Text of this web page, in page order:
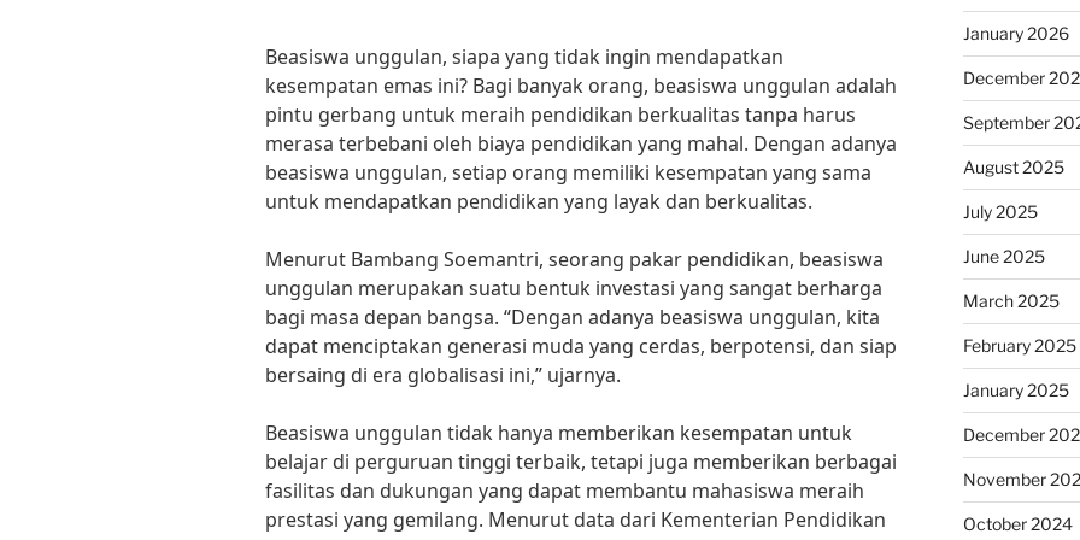
Beasiswa unggulan, siapa yang tidak ingin mendapatkan
kesempatan emas ini? Bagi banyak orang, beasiswa unggulan adalah
pintu gerbang untuk meraih pendidikan berkualitas tanpa harus
merasa terbebani oleh biaya pendidikan yang mahal. Dengan adanya
beasiswa unggulan, setiap orang memiliki kesempatan yang sama
untuk mendapatkan pendidikan yang layak dan berkualitas.
Menurut Bambang Soemantri, seorang pakar pendidikan, beasiswa
unggulan merupakan suatu bentuk investasi yang sangat berharga
bagi masa depan bangsa. “Dengan adanya beasiswa unggulan, kita
dapat menciptakan generasi muda yang cerdas, berpotensi, dan siap
bersaing di era globalisasi ini,” ujarnya.
Beasiswa unggulan tidak hanya memberikan kesempatan untuk
belajar di perguruan tinggi terbaik, tetapi juga memberikan berbagai
fasilitas dan dukungan yang dapat membantu mahasiswa meraih
prestasi yang gemilang. Menurut data dari Kementerian Pendidikan
January 2026
December
September
August 2025
July 2025
June 2025
March 2025
February 2025
January 2025
December
November
October 2024